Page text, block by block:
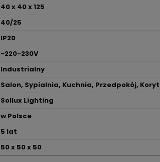
40 x 40 x 125
40/25
IP20
~220-230V
Industrialny
Salon, Sypialnia, Kuchnia, Przedpokój,
Sollux Lighting
w Polsce
5 lat
50 x 50 x 50